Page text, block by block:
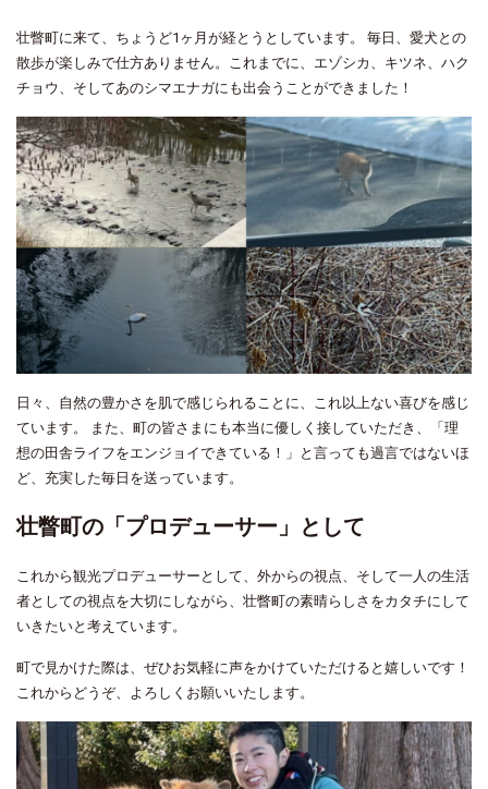
壮瞥町に来て、ちょうど1ヶ月が経とうとしています。 毎日、愛犬との
散歩が楽しみで仕方ありません。これまでに、エゾシカ、キツネ、ハク
チョウ、そしてあのシマエナガにも出会うことができました！
日々、自然の豊かさを肌で感じられることに、これ以上ない喜びを感じ
ています。 また、町の皆さまにも本当に優しく接していただき、「理
想の田舎ライフをエンジョイできている！」と言っても過言ではないほ
ど、充実した毎日を送っています。
壮瞥町の「プロデューサー」として
これから観光プロデューサーとして、外からの視点、そして一人の生活
者としての視点を大切にしながら、壮瞥町の素晴らしさをカタチにして
いきたいと考えています。
町で見かけた際は、ぜひお気軽に声をかけていただけると嬉しいです！
これからどうぞ、よろしくお願いいたします。